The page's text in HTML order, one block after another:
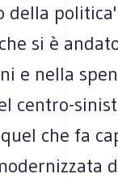
della
si è
e nella
centro-
che fa